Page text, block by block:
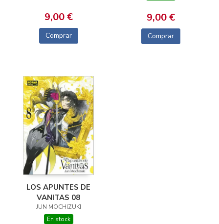
9,00 €
Comprar
9,00 €
Comprar
LOS APUNTES DE
VANITAS 08
JUN MOCHIZUKI
En stock